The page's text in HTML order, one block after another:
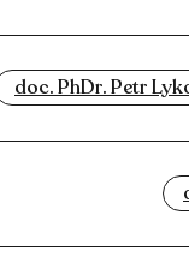
doc. PhDr. Petr